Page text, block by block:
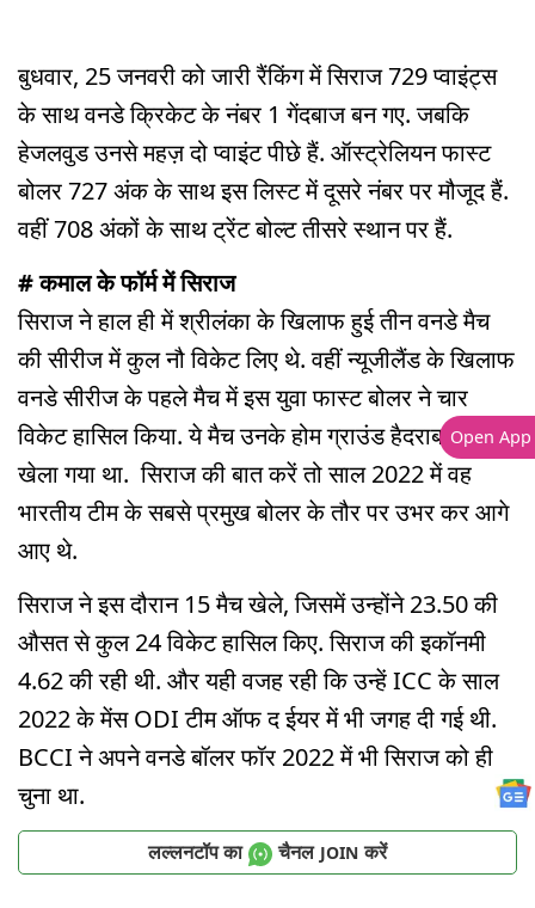
बुधवार, 25 जनवरी को जारी रैंकिंग में सिराज 729 प्वाइंट्स
के साथ वनडे क्रिकेट के नंबर 1 गेंदबाज बन गए. जबकि
हेजलवुड उनसे महज़ दो प्वाइंट पीछे हैं. ऑस्ट्रेलियन फास्ट
बोलर 727 अंक के साथ इस लिस्ट में दूसरे नंबर पर मौजूद हैं.
वहीं 708 अंकों के साथ ट्रेंट बोल्ट तीसरे स्थान पर हैं.
# कमाल के फॉर्म में सिराज
सिराज ने हाल ही में श्रीलंका के खिलाफ हुई तीन वनडे मैच
की सीरीज में कुल नौ विकेट लिए थे. वहीं न्यूजीलैंड के खिलाफ
वनडे सीरीज के पहले मैच में इस युवा फास्ट बोलर ने चार
विकेट हासिल किया. ये मैच उनके होम ग्राउंड हैदराबाद में
खेला गया था. सिराज की बात करें तो साल 2022 में वह
भारतीय टीम के सबसे प्रमुख बोलर के तौर पर उभर कर आगे
आए थे.
सिराज ने इस दौरान 15 मैच खेले, जिसमें उन्होंने 23.50 की
औसत से कुल 24 विकेट हासिल किए. सिराज की इकॉनमी
4.62 की रही थी. और यही वजह रही कि उन्हें ICC के साल
2022 के मेंस ODI टीम ऑफ द ईयर में भी जगह दी गई थी.
BCCI ने अपने वनडे बॉलर फॉर 2022 में भी सिराज को ही
चुना था.
लल्लनटॉप का चैनल JOIN करें
Open App